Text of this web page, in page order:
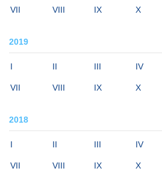
VII VIII IX X
2019
I II III IV
VII VIII IX X
2018
I II III IV
VII VIII IX X